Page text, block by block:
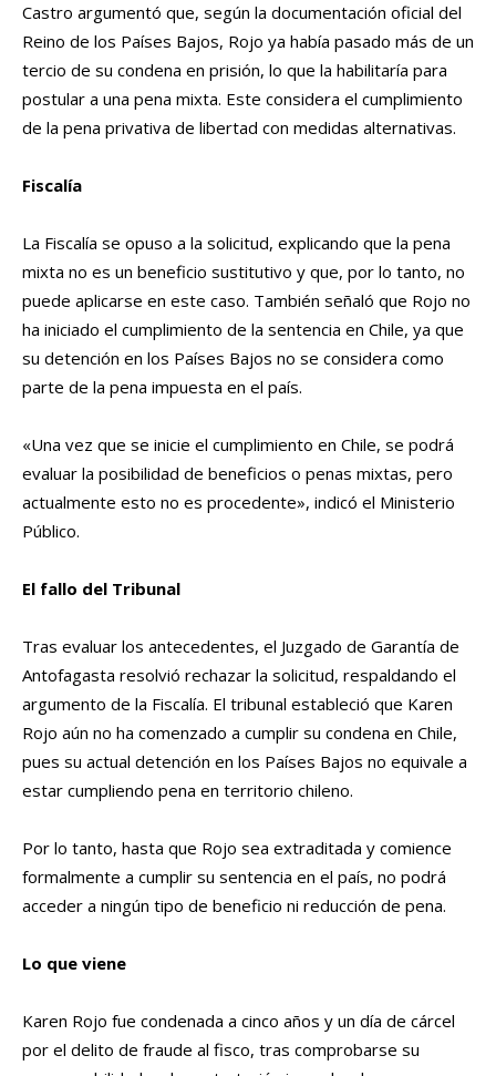
Castro argumentó que, según la documentación oficial del
Reino de los Países Bajos, Rojo ya había pasado más de un
tercio de su condena en prisión, lo que la habilitaría para
postular a una pena mixta. Este considera el cumplimiento
de la pena privativa de libertad con medidas alternativas.
Fiscalía
La Fiscalía se opuso a la solicitud, explicando que la pena
mixta no es un beneficio sustitutivo y que, por lo tanto, no
puede aplicarse en este caso. También señaló que Rojo no
ha iniciado el cumplimiento de la sentencia en Chile, ya que
su detención en los Países Bajos no se considera como
parte de la pena impuesta en el país.
«Una vez que se inicie el cumplimiento en Chile, se podrá
evaluar la posibilidad de beneficios o penas mixtas, pero
actualmente esto no es procedente», indicó el Ministerio
Público.
El fallo del Tribunal
Tras evaluar los antecedentes, el Juzgado de Garantía de
Antofagasta resolvió rechazar la solicitud, respaldando el
argumento de la Fiscalía. El tribunal estableció que Karen
Rojo aún no ha comenzado a cumplir su condena en Chile,
pues su actual detención en los Países Bajos no equivale a
estar cumpliendo pena en territorio chileno.
Por lo tanto, hasta que Rojo sea extraditada y comience
formalmente a cumplir su sentencia en el país, no podrá
acceder a ningún tipo de beneficio ni reducción de pena.
Lo que viene
Karen Rojo fue condenada a cinco años y un día de cárcel
por el delito de fraude al fisco, tras comprobarse su